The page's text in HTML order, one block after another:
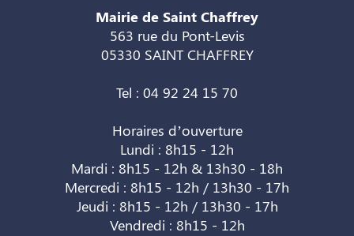
Mairie de Saint Chaffrey
563 rue du Pont-Levis
05330 SAINT CHAFFREY
Tel : 04 92 24 15 70
Horaires d’ouverture
Lundi : 8h15 - 12h
Mardi : 8h15 - 12h & 13h30 - 18h
Mercredi : 8h15 - 12h / 13h30 - 17h
Jeudi : 8h15 - 12h / 13h30 - 17h
Vendredi : 8h15 - 12h